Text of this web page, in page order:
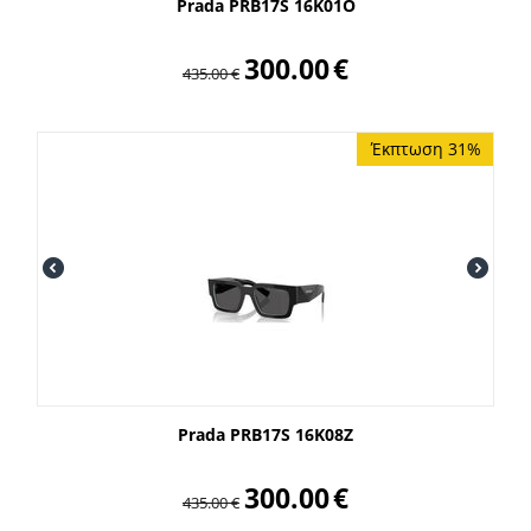
Prada PRB17S 16K01O
435.00€ 300.00€
Έκπτωση 31%
Prada PRB17S 16K08Z
435.00€ 300.00€